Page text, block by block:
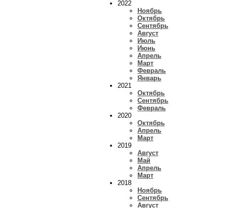
2022
Ноябрь
Октябрь
Сентябрь
Август
Июль
Июнь
Апрель
Март
Февраль
Январь
2021
Октябрь
Сентябрь
Февраль
2020
Октябрь
Апрель
Март
2019
Август
Май
Апрель
Март
2018
Ноябрь
Сентябрь
Август